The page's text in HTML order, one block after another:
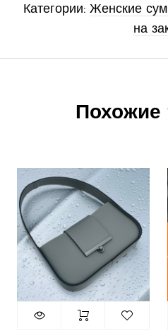
Категории: Женские
на
Похожие